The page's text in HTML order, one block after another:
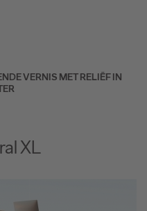
VERNIS MET RELIËF IN
XL